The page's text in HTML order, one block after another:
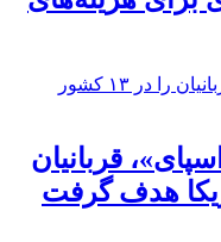
قربانیان